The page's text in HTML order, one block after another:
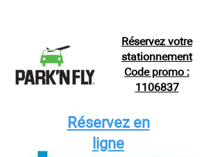
Réservez votre
stationnement
Code promo :
1106837
Réservez en
ligne